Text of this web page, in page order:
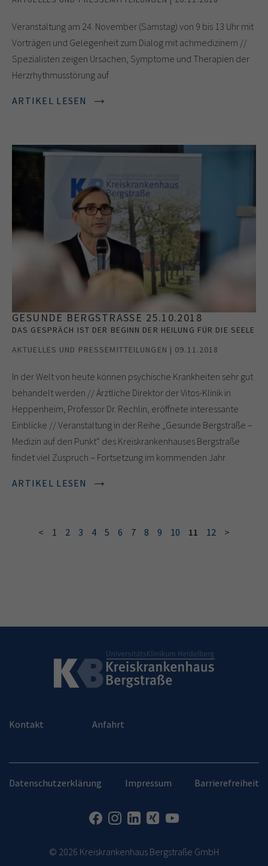
Veranstaltung am 24. November (Samstag) von 9 bis 13 Uhr mit
Vorträgen und Gelegenheit zum Dialog mit achmedizinern //
Spezialisten zeigen Ursachen, Symptome und Therapien der
Herzrhythmusstörung auf
ARTIKEL LESEN
GESUNDE BERGSTRASSE 25.10.2018
DAS GESPRÄCH IST DER BEGINN DER HEILUNG FÜR DIE SEELE
AKTUELLES UND PRESSEMITTEILUNGEN | 09.11.2018
In der Welt von heute können psychische Krankheiten sehr gut
behandelt werden // Ärztliche Direktor der Vitos-Klinik in
Heppenheim, Professor Dr. Rechlin, eröffnete interessante
Einblicke // Veranstaltung in der Reihe „Gesunde Bergstraße –
Medizin auf den Punkt“ des Kreiskrankenhauses Bergstraße
findet viel Zuspruch – Fortsetzung im kommenden Jahr
ARTIKEL LESEN
< 1 2 3 4 5 6 7 8 9 10 11 12 >
Kontakt Anfahrt
Datenschutzerklärung Impressum Barrierefreiheit
© 2026 Kreiskrankenhaus Bergstraße GmbH